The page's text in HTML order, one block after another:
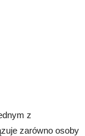
z
zarówno osoby